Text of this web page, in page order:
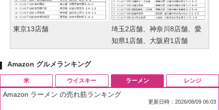
東京13店舗
埼玉2店舗、神奈川8店舗、愛
知県1店舗、大阪府1店舗
Amazon グルメランキング
米 ウイスキー ラーメン
Amazon ラーメン の売れ筋ランキング
更新日時：2026/08/09 06:03
レンジ